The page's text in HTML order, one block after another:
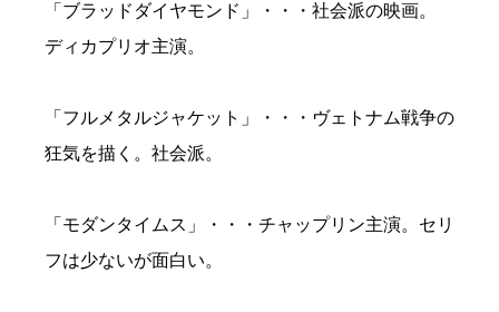
「ブラッドダイヤモンド」・・・社会派の映画。
ディカプリオ主演。
「フルメタルジャケット」・・・ヴェトナム戦争の
狂気を描く。社会派。
「モダンタイムス」・・・チャップリン主演。セリ
フは少ないが面白い。